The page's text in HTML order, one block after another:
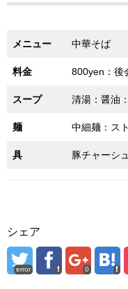
メニュー 中華そば
料金 800yen：後
スープ 清湯：醤油
麺 中細麺：ス
具 豚チャーシ
シェア
error 0